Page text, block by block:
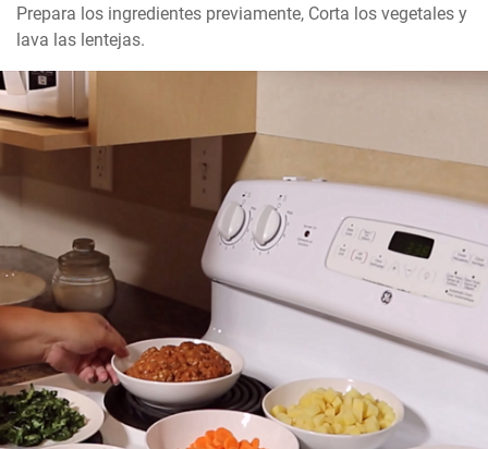
Prepara los ingredientes previamente, Corta los vegetales y
lava las lentejas.